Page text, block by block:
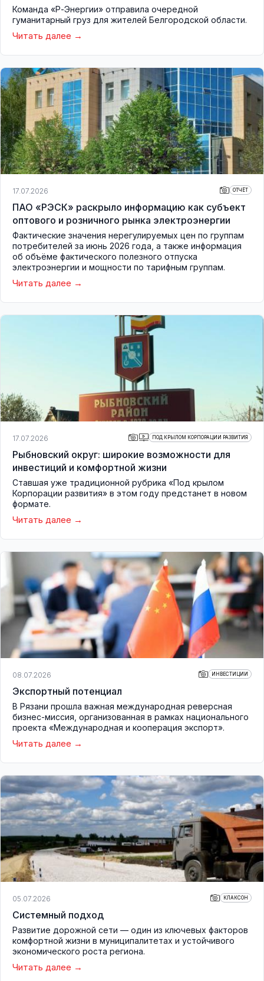
Команда «Р-Энергии» отправила очередной
гуманитарный груз для жителей Белгородской области.
Читать далее
17.07.2026 ОТЧЁТ
ПАО «РЭСК» раскрыло информацию как субъект
оптового и розничного рынка электроэнергии
Фактические значения нерегулируемых цен по группам
потребителей за июнь 2026 года, а также информация
об объёме фактического полезного отпуска
электроэнергии и мощности по тарифным группам.
Читать далее
17.07.2026 ПОД КРЫЛОМ КОРПОРАЦИИ РАЗВИТИЯ
Рыбновский округ: широкие возможности для
инвестиций и комфортной жизни
Ставшая уже традиционной рубрика «Под крылом
Корпорации развития» в этом году предстанет в новом
формате.
Читать далее
08.07.2026 ИНВЕСТИЦИИ
Экспортный потенциал
В Рязани прошла важная международная реверсная
бизнес-миссия, организованная в рамках национального
проекта «Международная и кооперация экспорт».
Читать далее
05.07.2026 КЛАКСОН
Системный подход
Развитие дорожной сети — один из ключевых факторов
комфортной жизни в муниципалитетах и устойчивого
экономического роста региона.
Читать далее